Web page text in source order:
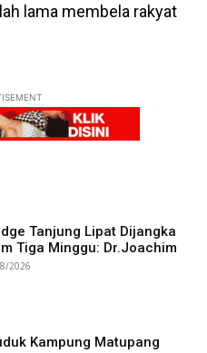
lama membela rakyat
Tanjung Lipat Dijangka
Tiga Minggu: Dr.Joachim
2026
Kampung Matupang